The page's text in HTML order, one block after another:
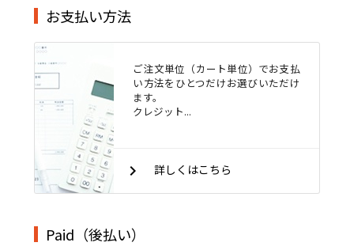
お支払い方法
ご注文単位（カート単位）でお支払
い方法をひとつだけお選びいただけ
ます。
クレジット...
keyboard_arrow_right 詳しくはこちら
Paid（後払い）